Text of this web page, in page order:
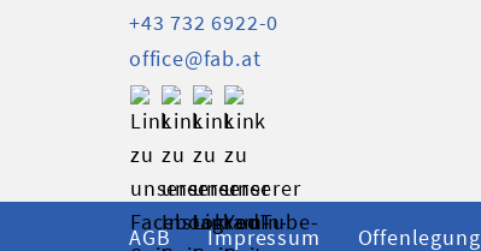
+43 732 6922-0
office@fab.at
AGB Impressum Offenlegung